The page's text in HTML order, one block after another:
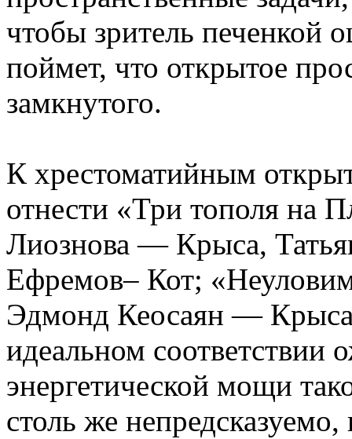
чтобы зритель печенкой
поймет, что открытое
замкнутого.
К хрестоматийным
отнести «Три тополя на
Лиознова — Крыса,
Ефремов– Кот;
Эдмонд Кеосаян —
идеальном
энергетической мощи
столь же